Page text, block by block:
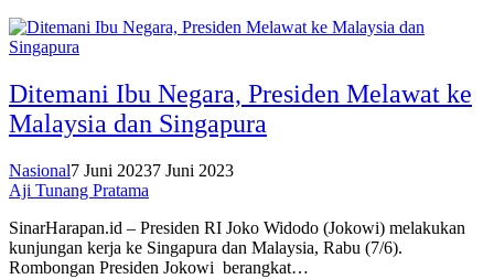
Ditemani Ibu Negara, Presiden Melawat ke
Malaysia dan Singapura
Nasional7 Juni 20237 Juni 2023
Aji Tunang Pratama
SinarHarapan.id – Presiden RI Joko Widodo (Jokowi) melakukan
kunjungan kerja ke Singapura dan Malaysia, Rabu (7/6).
Rombongan Presiden Jokowi berangkat…